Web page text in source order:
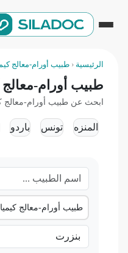
الرئيسية ‹ طبيب أورام-معالج
طبيب أورام-
ابحث عن طبيب أورام-معالج
المنزه تونس باردو
طبيب أورام-معالج